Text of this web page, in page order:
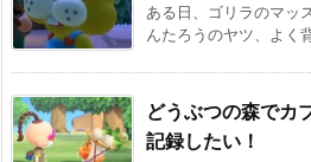
ある日、ゴリラのマッ
んたろうのヤツ、よく
どうぶつの森でカ
記録したい！